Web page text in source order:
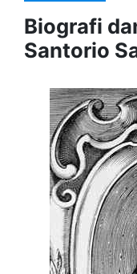
Biografi
Santorio